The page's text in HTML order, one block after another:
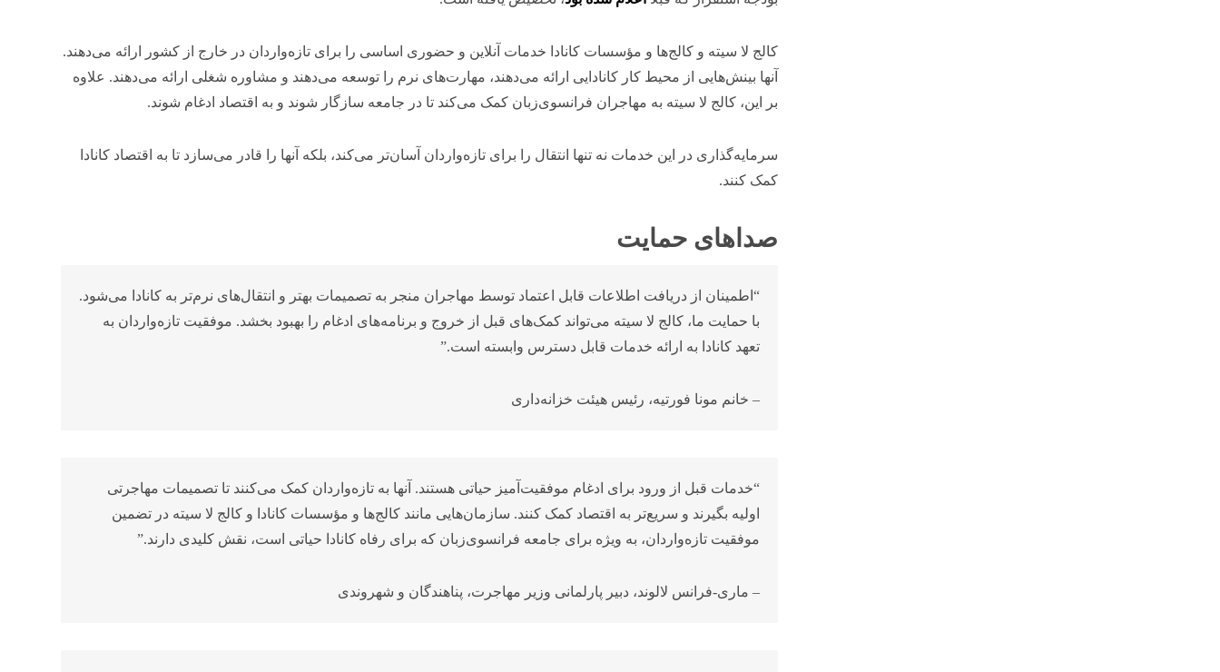
کالج لا سیته و کالج‌ها و مؤسسات کانادا خدمات آنلاین و حضوری اساسی را برای تازه‌واردان در خارج از کشور ارائه می‌دهند.
آنها بینش‌هایی از محیط کار کانادایی ارائه می‌دهند، مهارت‌های نرم را توسعه می‌دهند و مشاوره شغلی ارائه می‌دهند. علاوه
بر این، کالج لا سیته به مهاجران فرانسوی‌زبان کمک می‌کند تا در جامعه سازگار شوند و به اقتصاد ادغام شوند.
سرمایه‌گذاری در این خدمات نه تنها انتقال را برای تازه‌واردان آسان‌تر می‌کند، بلکه آنها را قادر می‌سازد تا به اقتصاد کانادا
کمک کنند.
صداهای حمایت
“اطمینان از دریافت اطلاعات قابل اعتماد توسط مهاجران منجر به تصمیمات بهتر و انتقال‌های نرم‌تر به کانادا می‌شود.
با حمایت ما، کالج لا سیته می‌تواند کمک‌های قبل از خروج و برنامه‌های ادغام را بهبود بخشد. موفقیت تازه‌واردان به
تعهد کانادا به ارائه خدمات قابل دسترس وابسته است.”
– خانم مونا فورتیه، رئیس هیئت خزانه‌داری
“خدمات قبل از ورود برای ادغام موفقیت‌آمیز حیاتی هستند. آنها به تازه‌واردان کمک می‌کنند تا تصمیمات مهاجرتی
اولیه بگیرند و سریع‌تر به اقتصاد کمک کنند. سازمان‌هایی مانند کالج‌ها و مؤسسات کانادا و کالج لا سیته در تضمین
موفقیت تازه‌واردان، به ویژه برای جامعه فرانسوی‌زبان که برای رفاه کانادا حیاتی است، نقش کلیدی دارند.”
– ماری-فرانس لالوند، دبیر پارلمانی وزیر مهاجرت، پناهندگان و شهروندی